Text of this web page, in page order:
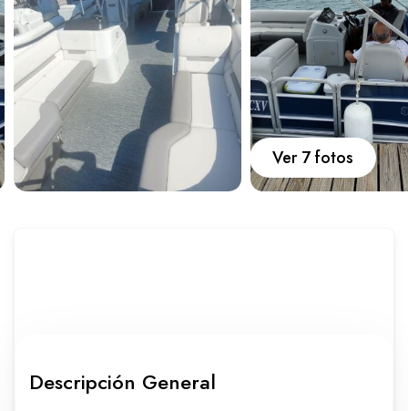
Carros Ayuda
Guía de turismo Nosotros
WhatsApp
Ver 7 fotos
Descripción General